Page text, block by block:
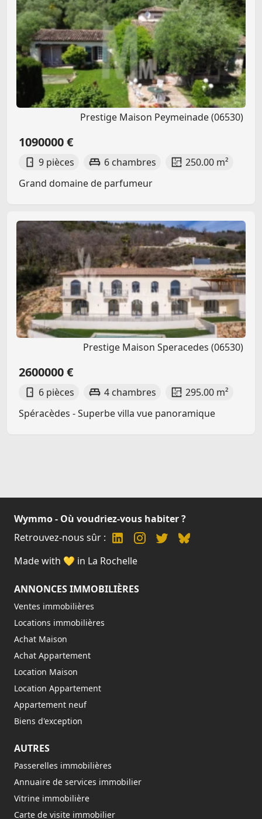
Prestige Maison Peymeinade (06530)
1090000 €
9 pièces 6 chambres
250.00 m²
Grand domaine de parfumeur
Prestige Maison Speracedes (06530)
2600000 €
6 pièces 4 chambres
295.00 m²
Spéracèdes - Superbe villa vue panoramique
Wymmo - Où voudriez-vous habiter ?
Retrouvez-nous sûr :
Made with 💛 in La Rochelle
ANNONCES IMMOBILIÈRES
Ventes immobilières
Locations immobilières
Achat Maison
Achat Appartement
Location Maison
Location Appartement
Appartement neuf
Biens d'exception
AUTRES
Passerelles immobilières
Annuaire de services immobilier
Vitrine immobilière
Carte de visite immobilier